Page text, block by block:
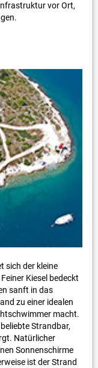
vor Ort,
sich der kleine
Kiesel bedeckt
sanft in das
zu einer idealen
macht.
Strandbar,
Natürlicher
Sonnenschirme
ist der Strand